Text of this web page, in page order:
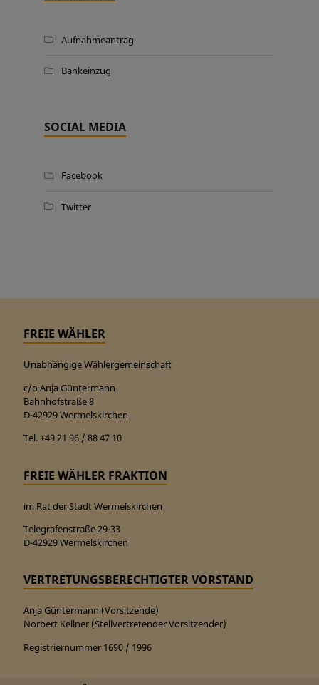
Aufnahmeantrag
Bankeinzug
SOCIAL MEDIA
Facebook
Twitter
FREIE WÄHLER
Unabhängige Wählergemeinschaft
c/o Anja Güntermann
Bahnhofstraße 8
D-42929 Wermelskirchen
Tel. +49 21 96 / 88 47 10
FREIE WÄHLER FRAKTION
im Rat der Stadt Wermelskirchen
Telegrafenstraße 29-33
D-42929 Wermelskirchen
VERTRETUNGSBERECHTIGTER VORSTAND
Anja Güntermann (Vorsitzende)
Norbert Kellner (Stellvertretender Vorsitzender)
Registriernummer 1690 / 1996